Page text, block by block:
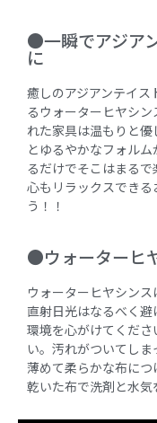
●一瞬でアジア
に
癒しのアジアンテイ
るウォーターヒヤシ
れた家具は温もりと
とゆるやかなフォル
るだけでそこはまる
心もリラックスでき
う！！
●ウォーターヒ
ウォーターヒヤシンス
直射日光はなるべく
環境を心がけてくだ
い。汚れがついてし
薄めて柔らかな布に
乾いた布で洗剤と水気